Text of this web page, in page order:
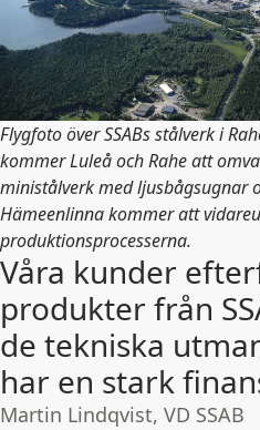
Flygfoto över SSABs stålverk i
kommer Luleå och Rahe att
ministålverk med ljusbågsugnar
Hämeenlinna kommer att
produktionsprocesserna.
Våra kunder
produkter från
de tekniska
har en stark
Martin Lindqvist, VD SSAB